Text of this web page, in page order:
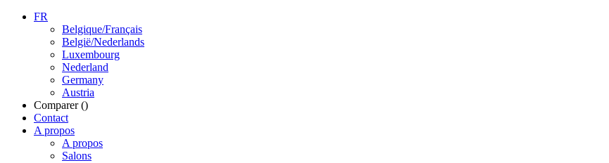
FR
Belgique/Français
België/Nederlands
Luxembourg
Nederland
Germany
Austria
Comparer ()
Contact
A propos
A propos
Salons